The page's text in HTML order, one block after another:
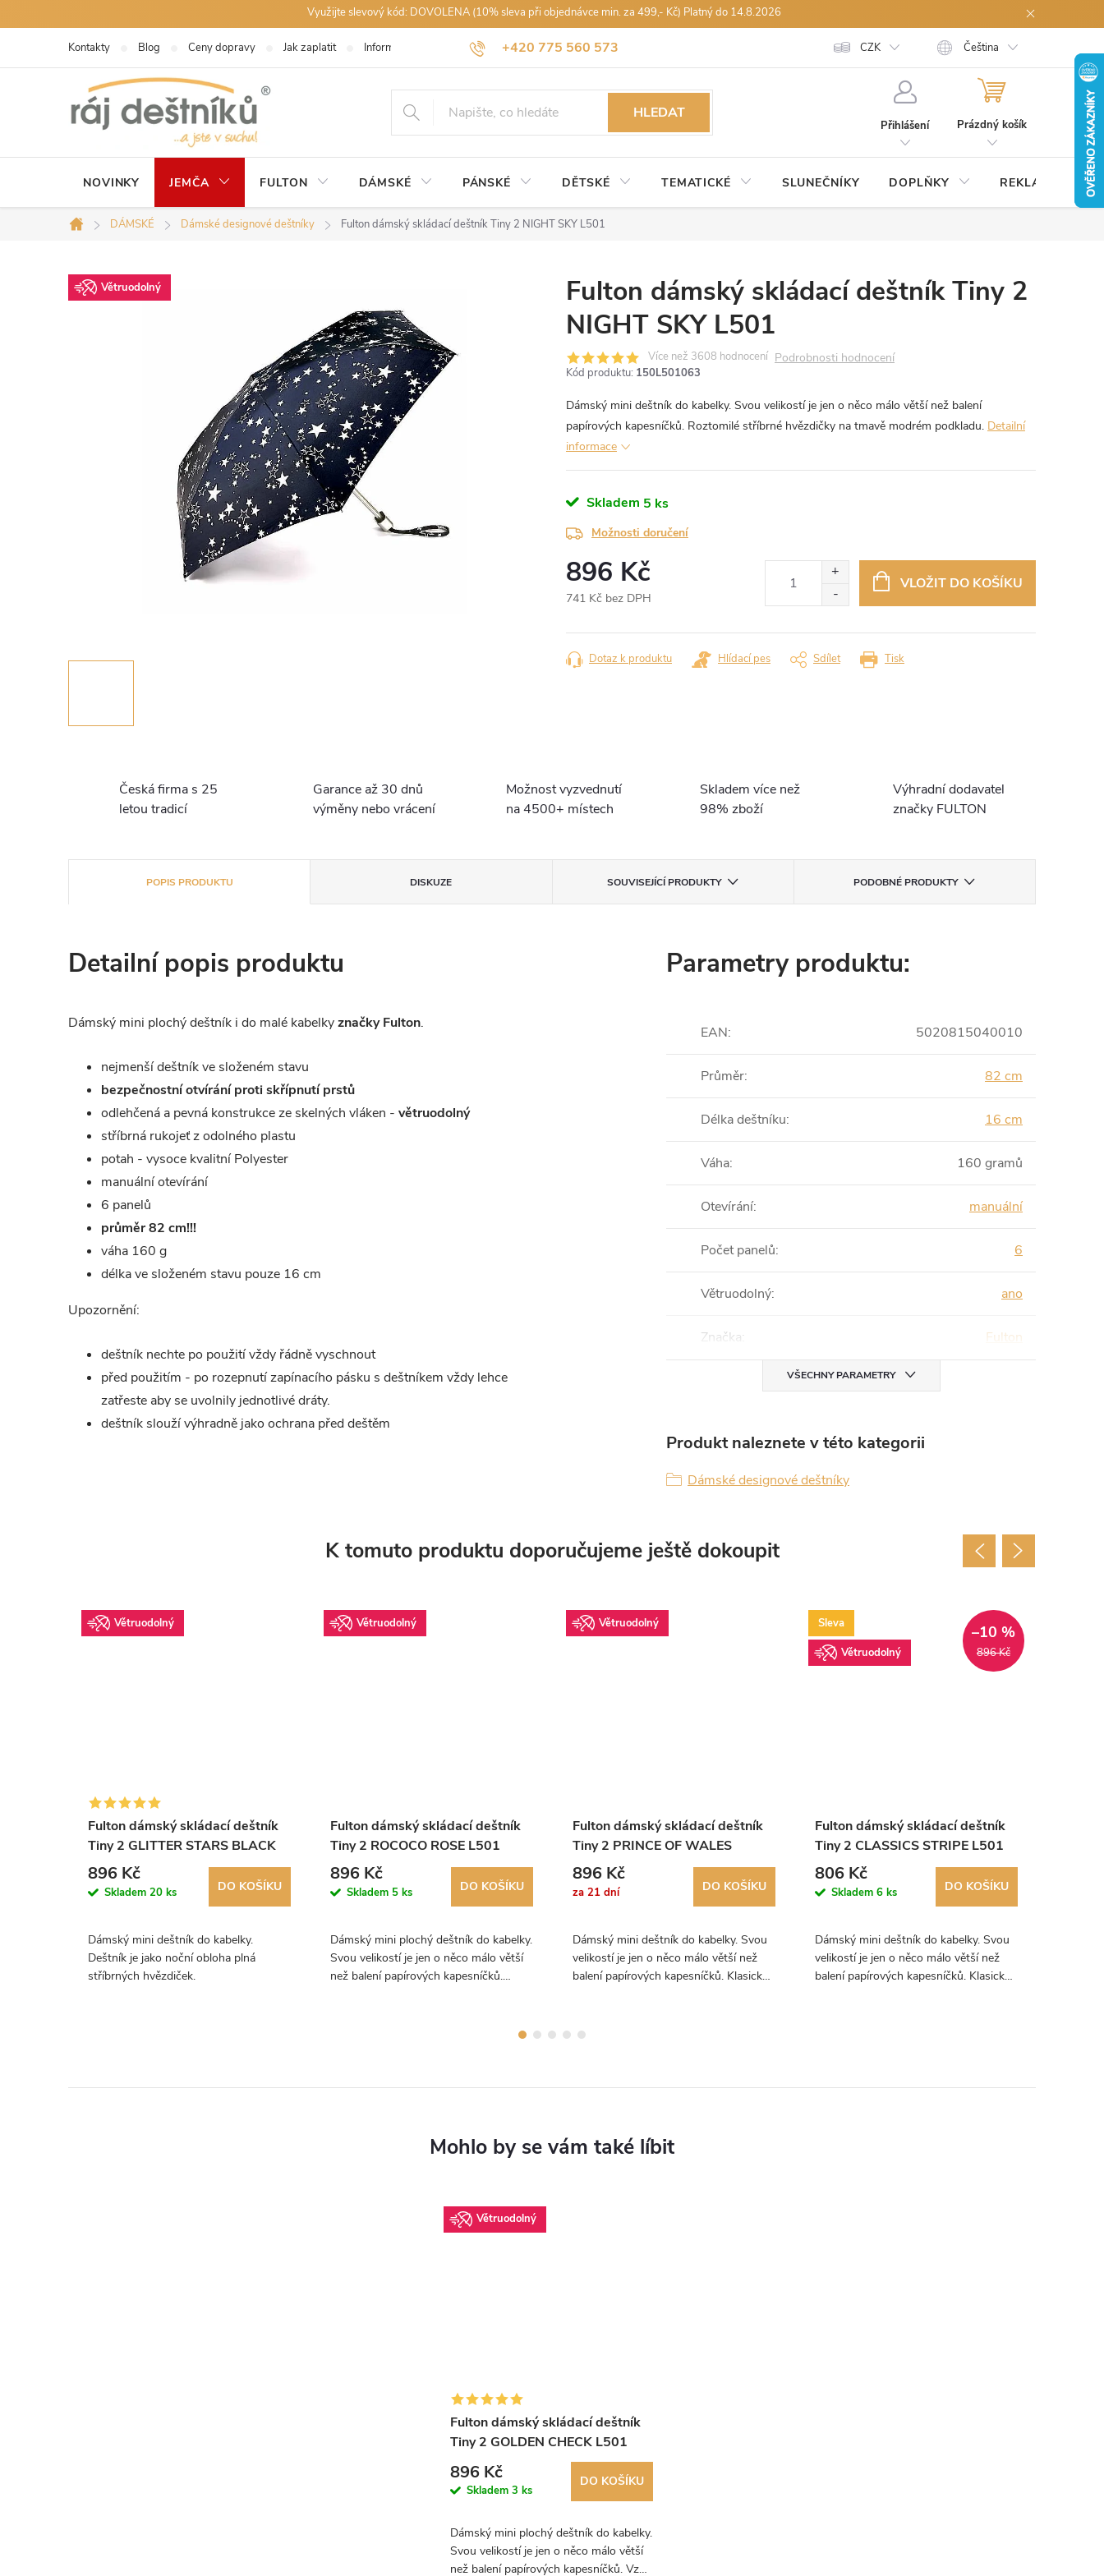
na
Využijte slevový kód: DOVOLENA (10% sleva při objednávce min. za 499,- Kč) Platný do 14.8.2026
+420 775 560 573
petra@rajdestniku.cz
Kontakty Blog Ceny dopravy Jak zaplatit Informace k nákupu Obchodní podmínky Podmínky ochrany osobních údajů Spolupráce B2B Reklamace zboží Odstoupení od
CZK Čeština
HLEDAT
Přihlášení
NÁKUPNÍ
Prázdný košík
NOVINKY JEMČA FULTON DÁMSKÉ PÁNSKÉ DĚTSKÉ TEMATICKÉ SLUNEČNÍKY DOPLŇKY REKLAMNÍ
Domů
DÁMSKÉ Dámské designové deštníky Fulton dámský skládací deštník Tiny 2 NIGHT SKY L501
Větruodolný
Fulton dámský skládací deštník Tiny 2
NIGHT SKY L501
Podrobnosti hodnocení
Kód produktu: 150L501063
Dámský mini deštník do kabelky. Svou velikostí je jen o něco málo větší než balení
papírových kapesníčků. Roztomilé stříbrné hvězdičky na tmavě modrém podkladu. Detailní
informace
Skladem 5 ks
Možnosti doručení
896 Kč
741 Kč bez DPH
cena:
VLOŽIT DO KOŠÍKU
Tisk
Dotaz k produktu Hlídací pes Sdílet
Česká firma s 25
letou tradicí
Garance až 30 dnů
výměny nebo vrácení
Možnost vyzvednutí
na 4500+ místech
Skladem více než
98% zboží
Výhradní dodavatel
značky FULTON
POPIS PRODUKTU DISKUZE SOUVISEJÍCÍ PRODUKTY PODOBNÉ PRODUKTY
Detailní popis produktu
Dámský mini plochý deštník i do malé kabelkyznačky Fulton.
nejmenší deštník ve složeném stavu
bezpečnostní otvírání proti skřípnutí prstů
odlehčená a pevná konstrukce ze skelných vláken - větruodolný
stříbrná rukojeť z odolného plastu
potah - vysoce kvalitní Polyester
manuální otevírání
6 panelů
průměr 82 cm!!!
váha 160 g
délka ve složeném stavu pouze 16 cm
Upozornění:
deštník nechte po použití vždy řádně vyschnout
před použitím - po rozepnutí zapínacího pásku s deštníkem vždy lehce
zatřeste aby se uvolnily jednotlivé dráty.
deštník slouží výhradně jako ochrana před deštěm
Parametry produktu:
EAN: 5020815040010
Průměr: 82 cm
Délka deštníku: 16 cm
Váha: 160 gramů
Otevírání: manuální
Počet panelů: 6
Větruodolný: ano
Značka: Fulton
VŠECHNY PARAMETRY
Produkt naleznete v této kategorii
Dámské designové deštníky
K tomuto produktu doporučujeme ještě dokoupit
Větruodolný
Fulton dámský skládací deštník
Tiny 2 GLITTER STARS BLACK
L501
896 Kč
Skladem 20 ks DO KOŠÍKU
Dámský mini deštník do kabelky.
Deštník je jako noční obloha plná
stříbrných hvězdiček.
Větruodolný
Fulton dámský skládací deštník
Tiny 2 ROCOCO ROSE L501
896 Kč
Skladem 5 ks DO KOŠÍKU
Dámský mini plochý deštník do kabelky.
Svou velikostí je jen o něco málo větší
než balení papírových kapesníčků.
Větruodolný
Fulton dámský skládací deštník
Tiny 2 PRINCE OF WALES
CHECK L501
896 Kč
za 21 dní DO KOŠÍKU
Dámský mini deštník do kabelky. Svou
velikostí je jen o něco málo větší než
balení papírových kapesníčků. Klasický
Sleva
Větruodolný
896 Kč
–10 %
Fulton dámský skládací deštník
Tiny 2 CLASSICS STRIPE L501
806 Kč
Skladem 6 ks DO KOŠÍKU
Dámský mini deštník do kabelky. Svou
velikostí je jen o něco málo větší než
balení papírových kapesníčků. Klasický
Větruodolný
Fulton dámský skládací deštník
Tiny 2 GOLDEN CHECK L501
896 Kč
Skladem 3 ks
DO KOŠÍKU
Dámský mini plochý deštník do kabelky.
Svou velikostí je jen o něco málo větší
než balení papírových kapesníčků. Vzor